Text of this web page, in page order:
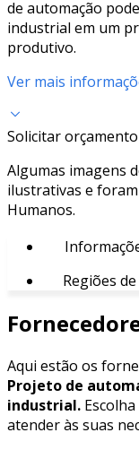
de automação
industrial em um
produtivo.
Ver mais
Solicitar orçamento
Algumas imagens
ilustrativas e
Humanos.
Regiões
Aqui estão os
Projeto de
industrial.
atender às suas